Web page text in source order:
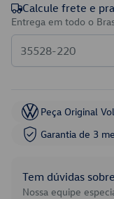
Calcule frete e
Entrega em todo o
Peça Original
Garantia de 3
Tem dúvidas
Nossa equipe